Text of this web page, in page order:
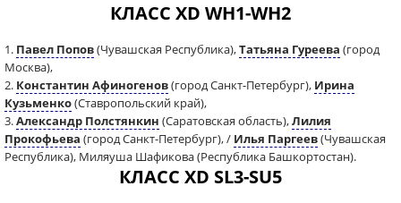
КЛАСС XD WH1-WH2
1. Павел Попов(Чувашская Республика),Татьяна Гуреева (город
Москва),
2. Константин Афиногенов(город Санкт-Петербург), Ирина
Кузьменко(Ставропольский край),
3.Александр Полстянкин (Саратовская область),Лилия
Прокофьева (город Санкт-Петербург), / Илья Паргеев(Чувашская
Республика), Миляуша Шафикова (Республика Башкортостан).
КЛАСС XD SL3-SU5